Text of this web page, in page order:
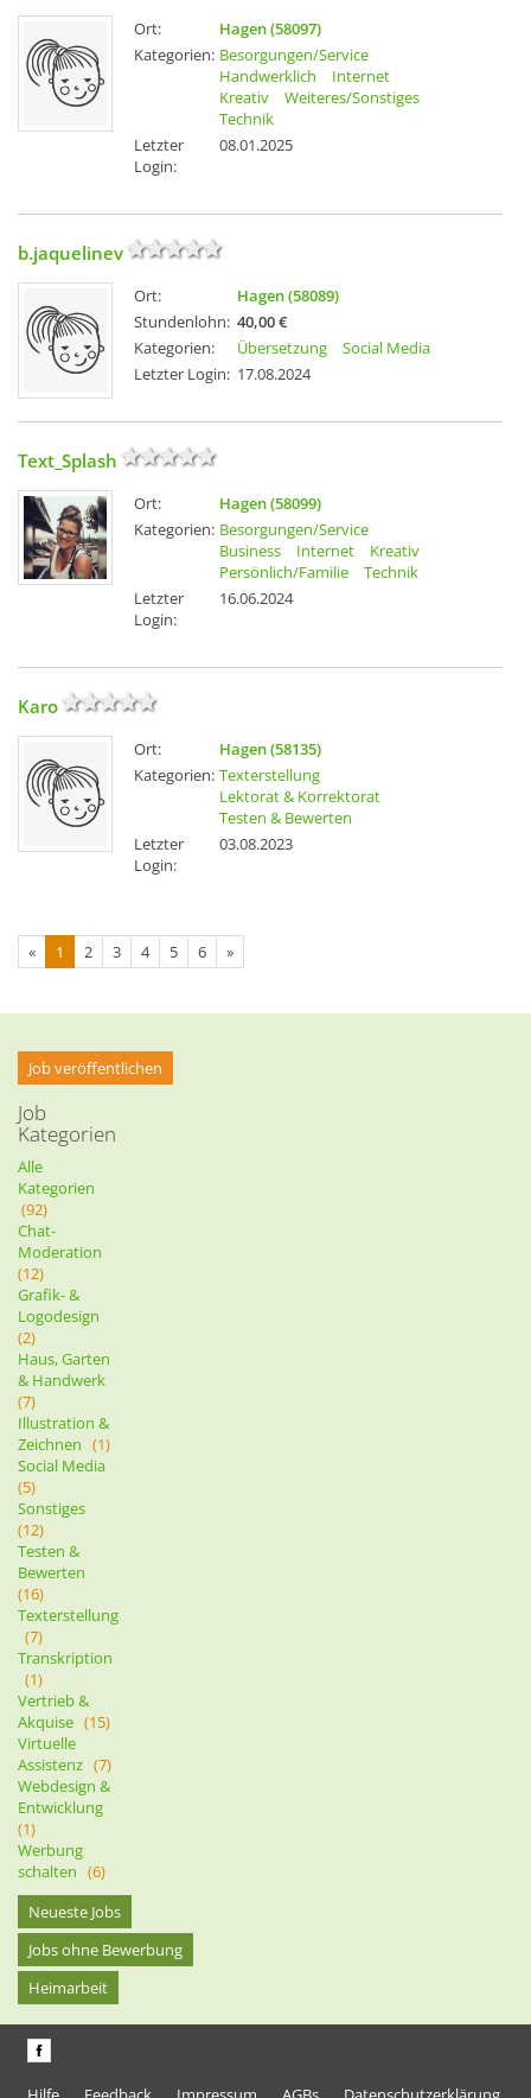
Ort:
Hagen (58097)
Kategorien: Besorgungen/Service
Handwerklich
Internet
Kreativ
Weiteres/Sonstiges
Technik
Letzter
Login:
08.01.2025
b.jaquelinev
Ort:
Hagen (58089)
Stundenlohn: 40,00 €
Kategorien:
Übersetzung
Social Media
Letzter Login: 17.08.2024
Text_Splash
Ort:
Hagen (58099)
Kategorien: Besorgungen/Service
Business
Internet
Kreativ
Persönlich/Familie
Technik
Letzter
Login:
16.06.2024
Karo
Ort:
Hagen (58135)
Kategorien: Texterstellung
Lektorat & Korrektorat
Testen & Bewerten
Letzter
Login:
03.08.2023
« 1 2 3 4 5 6 »
Job veröffentlichen
Job
Kategorien
Alle
Kategorien
(92)
Chat-
Moderation
(12)
Grafik- &
Logodesign
(2)
Haus, Garten
& Handwerk
(7)
Illustration &
Zeichnen (1)
Social Media
(5)
Sonstiges
(12)
Testen &
Bewerten
(16)
Texterstellung
(7)
Transkription
(1)
Vertrieb &
Akquise (15)
Virtuelle
Assistenz (7)
Webdesign &
Entwicklung
(1)
Werbung
schalten (6)
Neueste Jobs
Jobs ohne Bewerbung
Heimarbeit